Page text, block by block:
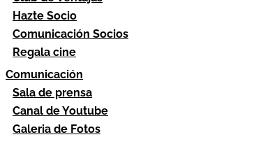
Hazte Socio
Comunicación Socios
Regala cine
Comunicación
Sala de prensa
Canal de Youtube
Galeria de Fotos